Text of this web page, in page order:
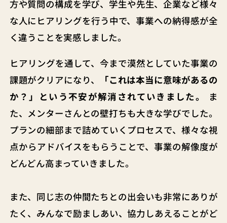
方や質問の構成を学び、学生や先生、企業など様々
な人にヒアリングを行う中で、事業への納得感が全
く違うことを実感しました。
ヒアリングを通して、今まで漠然としていた事業の
課題がクリアになり、
「これは本当に意味があるの
か？」という不安が解消されていきました。
ま
た、メンターさんとの壁打ちも大きな学びでした。
プランの細部まで詰めていくプロセスで、様々な視
点からアドバイスをもらうことで、事業の解像度が
どんどん高まっていきました。
また、同じ志の仲間たちとの出会いも非常にありが
たく、みんなで励ましあい、協力しあえることがど